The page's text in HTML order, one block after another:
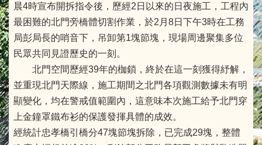
晨4時宣布開拆指令後，歷經2日以來的日夜施工，工程內
最困難的北門旁橋體切割作業，於2月8日下午3時在工務
局彭局長的哨音下，吊卸第1塊節塊，現場周邊聚集多位
民眾共同見證歷史的一刻。
北門空間歷經39年的枷鎖，終於在這一刻獲得紓解，
並重現北門天際線，施工期間之北門各項觀測數據未有明
顯變化，均在警戒值範圍內，這意味本次施工給予北門穿
上金鐘罩鐵布衫的保護發揮具體的成效。
經統計忠孝橋引橋分47塊節塊拆除，已完成29塊，整體